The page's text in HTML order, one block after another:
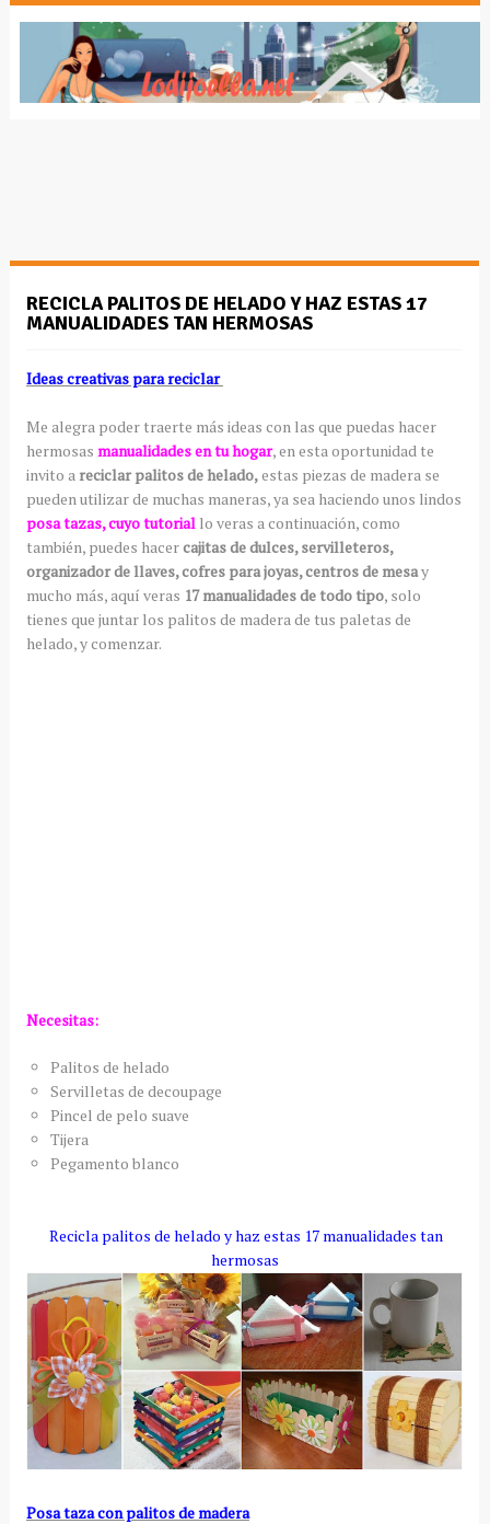
RECICLA PALITOS DE HELADO Y HAZ ESTAS 17
MANUALIDADES TAN HERMOSAS
Ideas creativas para reciclar
Me alegra poder traerte más ideas con las que puedas hacer
hermosas manualidades en tu hogar, en esta oportunidad te
invito a reciclar palitos de helado,estas piezas de madera se
pueden utilizar de muchas maneras, ya sea haciendo unos lindos
posa tazas, cuyo tutorial lo veras a continuación, como
también, puedes hacercajitas de dulces, servilleteros,
organizador de llaves, cofres para joyas, centros de mesay
mucho más, aquí veras 17 manualidades de todo tipo, solo
tienes que juntar los palitos de madera de tus paletas de
helado, y comenzar.
Necesitas:
Palitos de helado
Servilletas de decoupage
Pincel de pelo suave
Tijera
Pegamento blanco
Recicla palitos de helado y haz estas 17 manualidades tan
hermosas
Posa taza con palitos de madera